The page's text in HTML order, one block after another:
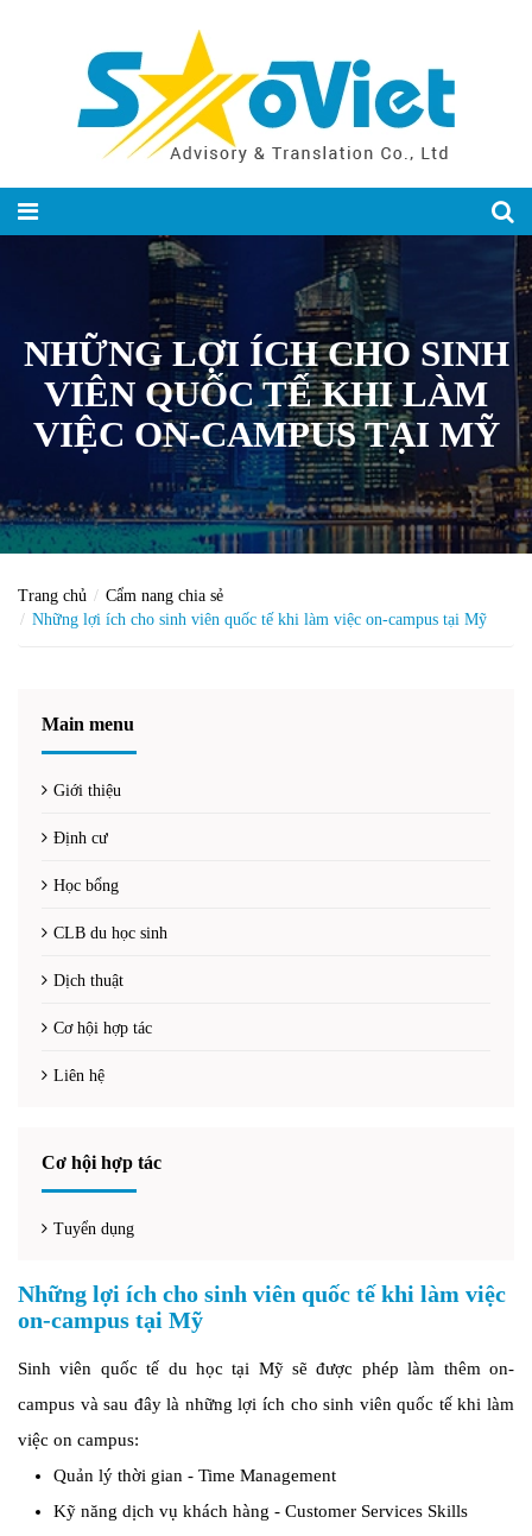
NHỮNG LỢI ÍCH CHO SINH
VIÊN QUỐC TẾ KHI LÀM
VIỆC ON-CAMPUS TẠI MỸ
Trang chủ
Cẩm nang chia sẻ
Những lợi ích cho sinh viên quốc tế khi làm việc on-campus tại Mỹ
Main menu
Giới thiệu
Định cư
Học bổng
CLB du học sinh
Dịch thuật
Cơ hội hợp tác
Liên hệ
Cơ hội hợp tác
Tuyển dụng
Những lợi ích cho sinh viên quốc tế khi làm việc
on-campus tại Mỹ
Sinh viên quốc tế du học tại Mỹ sẽ được phép làm thêm on-
campus và sau đây là những lợi ích cho sinh viên quốc tế khi làm
việc on campus:
Quản lý thời gian - Time Management
Kỹ năng dịch vụ khách hàng - Customer Services Skills